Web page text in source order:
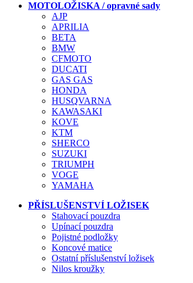
MOTOLOŽISKA / opravné sady
AJP
APRILIA
BETA
BMW
CFMOTO
DUCATI
GAS GAS
HONDA
HUSQVARNA
KAWASAKI
KOVE
KTM
SHERCO
SUZUKI
TRIUMPH
VOGE
YAMAHA
PŘÍSLUŠENSTVÍ LOŽISEK
Stahovací pouzdra
Upínací pouzdra
Pojistné podložky
Koncové matice
Ostatní příslušenství ložisek
Nilos kroužky